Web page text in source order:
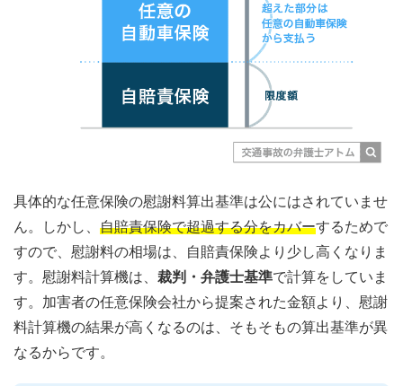
具体的な任意保険の慰謝料算出基準は公にはされていませ
ん。しかし、 自賠責保険で超過する分をカバーするためで
すので、慰謝料の相場は、自賠責保険より少し高くなりま
す。慰謝料計算機は、 裁判・弁護士基準で計算をしていま
す。加害者の任意保険会社から提案された金額より、慰謝
料計算機の結果が高くなるのは、そもそもの算出基準が異
なるからです。